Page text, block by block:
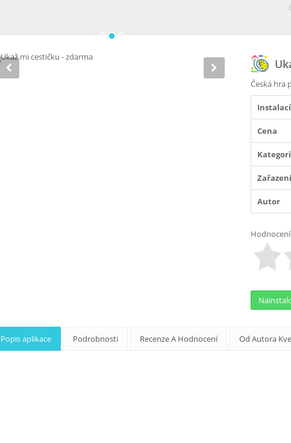
Česká hra
Instalací
Cena
Zařazení
Autor
Hodnocení
Popis aplikace Podrobnosti Recenze A Hodnocení Od Autora Kve